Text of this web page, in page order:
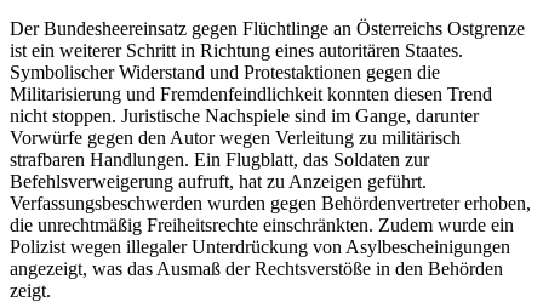
Der Bundesheereinsatz gegen Flüchtlinge an Österreichs Ostgrenze
ist ein weiterer Schritt in Richtung eines autoritären Staates.
Symbolischer Widerstand und Protestaktionen gegen die
Militarisierung und Fremdenfeindlichkeit konnten diesen Trend
nicht stoppen. Juristische Nachspiele sind im Gange, darunter
Vorwürfe gegen den Autor wegen Verleitung zu militärisch
strafbaren Handlungen. Ein Flugblatt, das Soldaten zur
Befehlsverweigerung aufruft, hat zu Anzeigen geführt.
Verfassungsbeschwerden wurden gegen Behördenvertreter erhoben,
die unrechtmäßig Freiheitsrechte einschränkten. Zudem wurde ein
Polizist wegen illegaler Unterdrückung von Asylbescheinigungen
angezeigt, was das Ausmaß der Rechtsverstöße in den Behörden
zeigt.